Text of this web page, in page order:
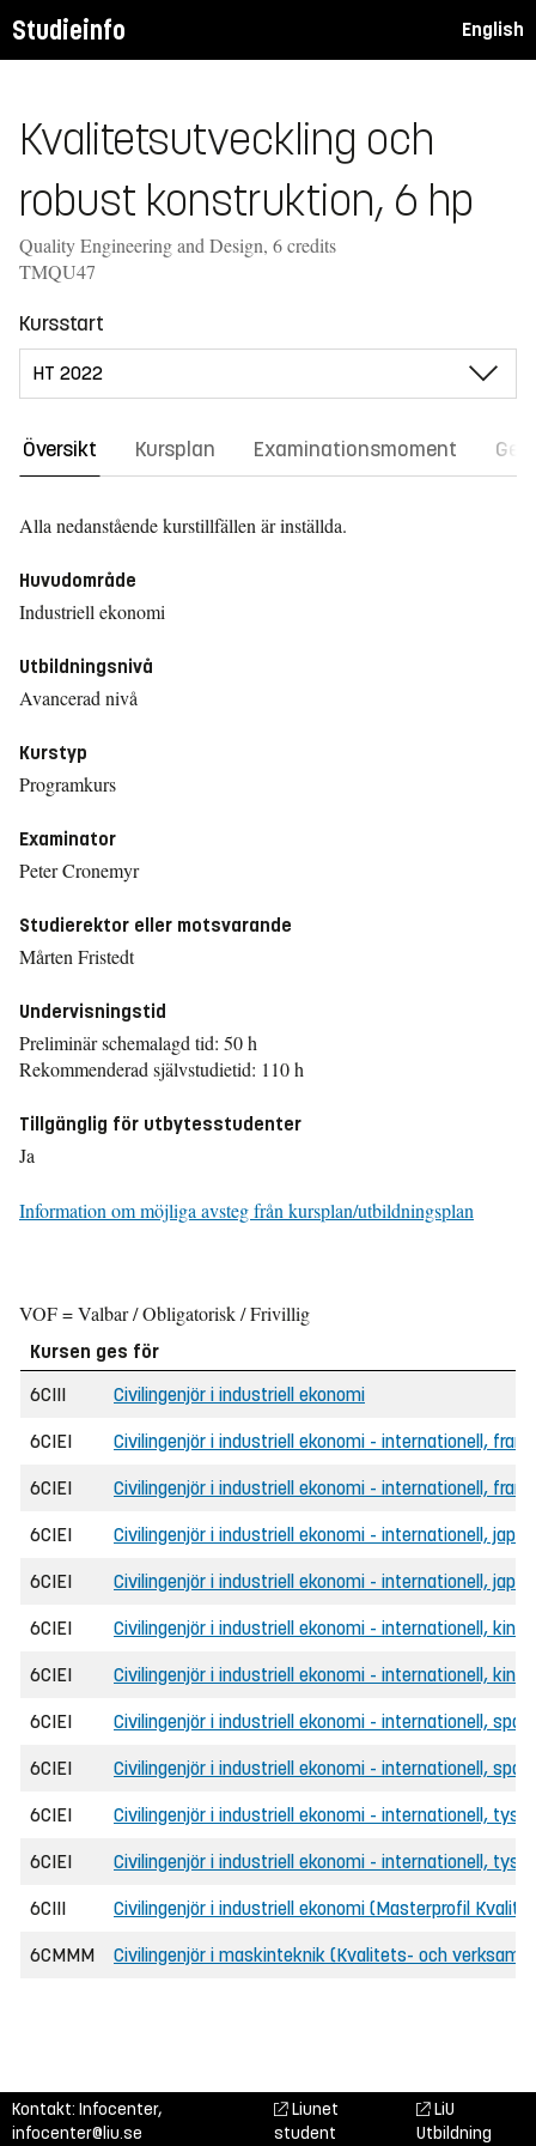
Studieinfo English
Kvalitetsutveckling och
robust konstruktion, 6 hp
Quality Engineering and Design, 6 credits
TMQU47
Kursstart
Översikt Kursplan Examinationsmoment
Alla nedanstående kurstillfällen är inställda.
Huvudområde
Industriell ekonomi
Utbildningsnivå
Avancerad nivå
Kurstyp
Programkurs
Examinator
Peter Cronemyr
Studierektor eller motsvarande
Mårten Fristedt
Undervisningstid
Preliminär schemalagd tid: 50 h
Rekommenderad självstudietid: 110 h
Tillgänglig för utbytesstudenter
Ja
Information om möjliga avsteg från kursplan/utbildningsplan
VOF = Valbar / Obligatorisk / Frivillig
Kursen ges för
6CIII
Civilingenjör i industriell ekonomi
6CIEI Civilingenjör i industriell ekonomi - internationell,
6CIEI Civilingenjör i industriell ekonomi - internationell,
6CIEI Civilingenjör i industriell ekonomi - internationell,
6CIEI Civilingenjör i industriell ekonomi - internationell,
6CIEI Civilingenjör i industriell ekonomi - internationell,
6CIEI Civilingenjör i industriell ekonomi - internationell,
6CIEI Civilingenjör i industriell ekonomi - internationell,
6CIEI Civilingenjör i industriell ekonomi - internationell,
6CIEI Civilingenjör i industriell ekonomi - internationell, tyska
6CIEI Civilingenjör i industriell ekonomi - internationell,
6CIII Civilingenjör i industriell ekonomi (Masterprofil
6CMMM Civilingenjör i maskinteknik (Kvalitets- och
Kontakt: Infocenter,
infocenter@liu.se
Liunet
student
LiU
Utbildning